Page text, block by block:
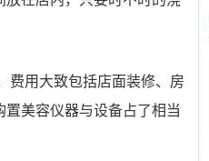
费用大致包括店面装修、房
美容仪器与设备占了相当